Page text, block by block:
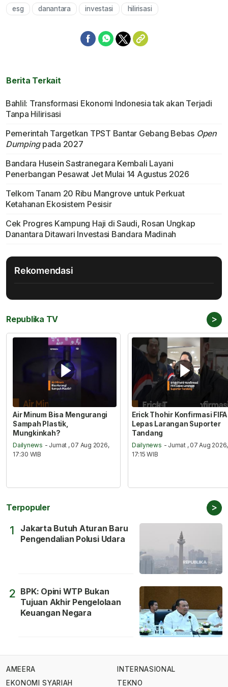
esg danantara investasi hilirisasi
Berita Terkait
Bahlil: Transformasi Ekonomi Indonesia tak akan Terjadi
Tanpa Hilirisasi
Pemerintah Targetkan TPST Bantar Gebang Bebas Open
Dumpingpada 2027
Bandara Husein Sastranegara Kembali Layani
Penerbangan Pesawat Jet Mulai 14 Agustus 2026
Telkom Tanam 20 Ribu Mangrove untuk Perkuat
Ketahanan Ekosistem Pesisir
Cek Progres Kampung Haji di Saudi, Rosan Ungkap
Danantara Ditawari Investasi Bandara Madinah
Rekomendasi
Republika TV >
Air Minum Bisa Mengurangi
Sampah Plastik,
Mungkinkah?
Dailynews - Jumat , 07 Aug 2026,
17:30 WIB
Erick Thohir Konfirmasi FIFA
Lepas Larangan Suporter
Tandang
Dailynews - Jumat , 07 Aug 2026,
17:15 WIB
Terpopuler >
1
Jakarta Butuh Aturan Baru
Pengendalian Polusi Udara
2 BPK: Opini WTP Bukan
Tujuan Akhir Pengelolaan
Keuangan Negara
AMEERA
EKONOMI SYARIAH
INTERNASIONAL
TEKNO